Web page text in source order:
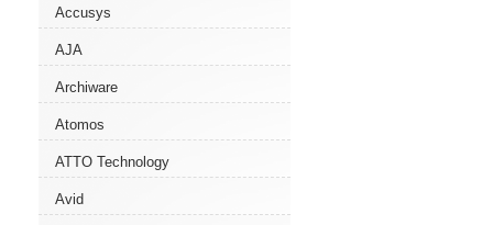
Accusys
AJA
Archiware
Atomos
ATTO Technology
Avid